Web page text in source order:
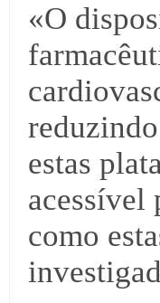
«O
estas
acessível
como